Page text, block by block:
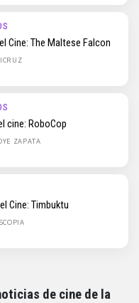
Cine: The Maltese Falcon
cine: RoboCop
ZAPATA
Cine: Timbuktu
de cine de la